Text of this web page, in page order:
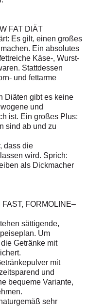
FAT DIÄT
Es gilt, einen großes
Ein absolutes
Käse-, Wurst-
Stattdessen
und fettarme
Diäten gibt es keine
und
ist. Ein großes Plus:
sind ab und zu
dass die
wird. Sprich:
als Dickmacher
FORMOLINE–
sättigende,
Um
Getränke mit
mit
und
bequeme Variante,
sehr